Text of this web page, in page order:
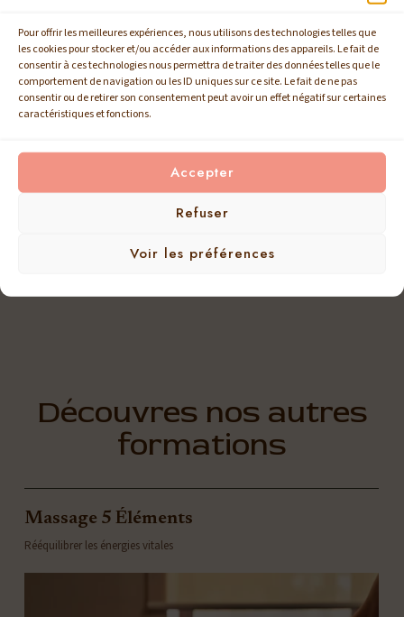
Pour offrir les meilleures expériences, nous utilisons des technologies telles que
les cookies pour stocker et/ou accéder aux informations des appareils. Le fait de
consentir à ces technologies nous permettra de traiter des données telles que le
comportement de navigation ou les ID uniques sur ce site. Le fait de ne pas
consentir ou de retirer son consentement peut avoir un effet négatif sur certaines
caractéristiques et fonctions.
Accepter
Refuser
Voir les préférences
Inspiré des rituels de soin coréens, ce massage ciblé associe efficacité,
douceur et précision technique. Il offre une expérience profondément
relaxante, tout en apportant confort, légèreté et harmonie aux
jambes.
Support pédagogique
Découvres nos autres
formations
Massage 5 Éléments
Rééquilibrer les énergies vitales